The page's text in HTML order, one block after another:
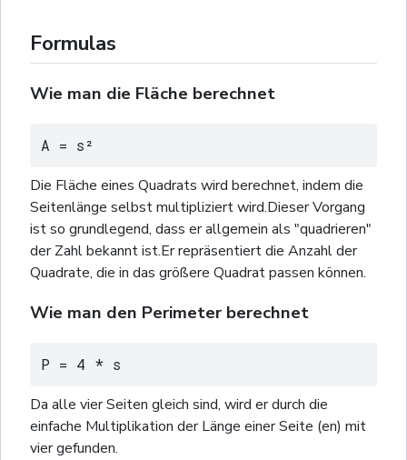
Formulas
Wie man die Fläche berechnet
A = s²
Die Fläche eines Quadrats wird berechnet, indem die
Seitenlänge selbst multipliziert wird.Dieser Vorgang
ist so grundlegend, dass er allgemein als "quadrieren"
der Zahl bekannt ist.Er repräsentiert die Anzahl der
Quadrate, die in das größere Quadrat passen können.
Wie man den Perimeter berechnet
P = 4 * s
Da alle vier Seiten gleich sind, wird er durch die
einfache Multiplikation der Länge einer Seite (en) mit
vier gefunden.